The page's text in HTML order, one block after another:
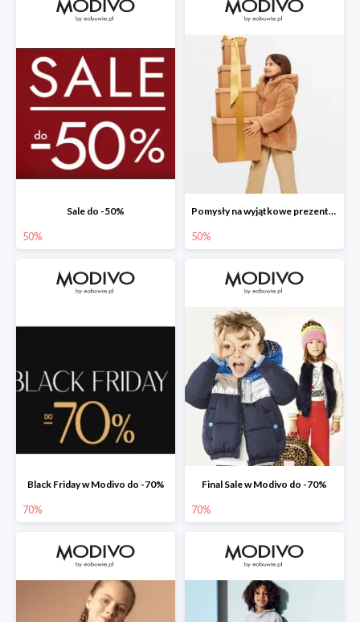
Sale do -50%
50%
Pomysły na wyjątkowe prezenty dla dzieci w Modivo do -50%
50%
Black Friday w Modivo do -70%
70%
Final Sale w Modivo do -70%
70%